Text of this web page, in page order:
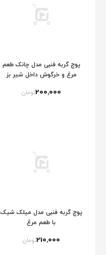
پوچ گربه فنبی مدل چانک طعم
مرغ و خرگوش داخل شیر بز
200٬000تومان
پوچ گربه فنبی مدل میلک شیک
با طعم مرغ
210٬000تومان